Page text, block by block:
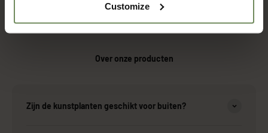
Customize
Over onze producten
Zijn de kunstplanten geschikt voor buiten?